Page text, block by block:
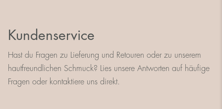
Kundenservice
Hast du Fragen zu Lieferung und Retouren oder zu unserem
hautfreundlichen Schmuck? Lies unsere Antworten auf häufige
Fragen oder kontaktiere uns direkt.